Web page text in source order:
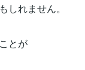
しれません。
とが